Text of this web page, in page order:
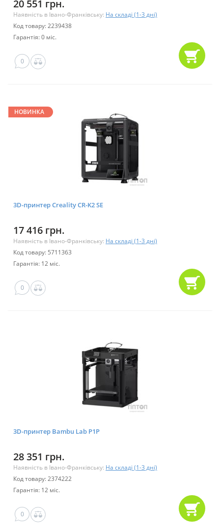
20 551 грн.
Наявність в Івано-Франківську: На складі (1-3 дні)
Код товару: 2239438
Гарантія: 0 міс.
0
НОВИНКА
3D-принтер Creality CR-K2 SE
17 416 грн.
Наявність в Івано-Франківську: На складі (1-3 дні)
Код товару: 5711363
Гарантія: 12 міс.
0
3D-принтер Bambu Lab P1P
28 351 грн.
Наявність в Івано-Франківську: На складі (1-3 дні)
Код товару: 2374222
Гарантія: 12 міс.
0